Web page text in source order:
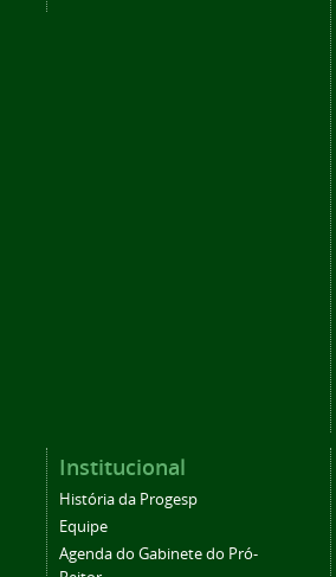
Institucional
História da Progesp
Equipe
Agenda do Gabinete do Pró-